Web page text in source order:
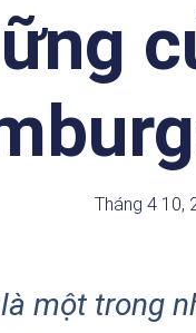
Tháng 4 10,
là một trong